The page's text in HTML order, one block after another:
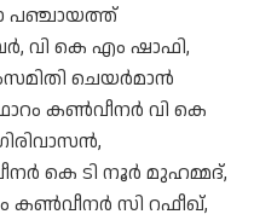
പഞ്ചായത്ത്
കെ എം ഷാഫി,
ചെയർമാൻ
കൺവീനർ വി കെ
കെ ടി നൂർ മുഹമ്മദ്,
കൺവീനർ സി റഫീഖ്,